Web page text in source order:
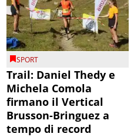
SPORT
Trail: Daniel Thedy e
Michela Comola
firmano il Vertical
Brusson-Bringuez a
tempo di record